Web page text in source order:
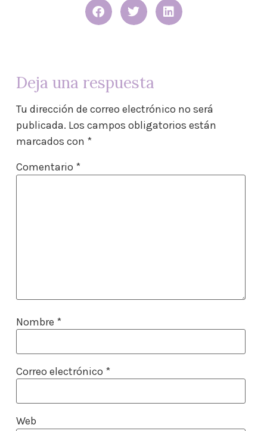
Deja una respuesta
Tu dirección de correo electrónico no será
publicada. Los campos obligatorios están
marcados con *
Comentario *
Nombre *
Correo electrónico *
Web